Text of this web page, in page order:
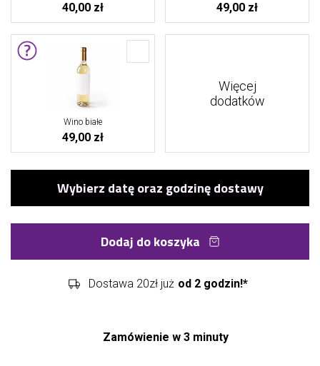
40,00 zł 49,00 zł
Wino białe
49,00 zł
Więcej
dodatków
Dodaj do koszyka
Dostawa 20zł już od 2 godzin!*
Zamówienie w 3 minuty